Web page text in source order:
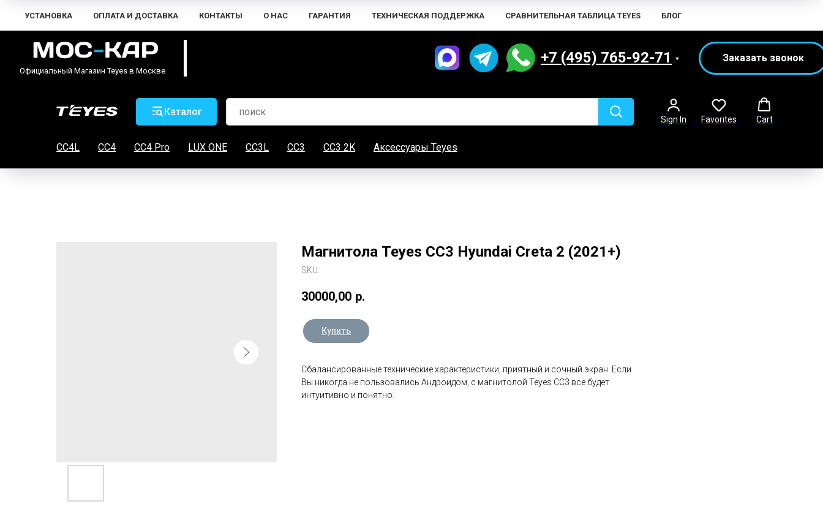
УСТАНОВКА ОПЛАТА И ДОСТАВКА КОНТАКТЫ О НАС ГАРАНТИЯ ТЕХНИЧЕСКАЯ ПОДДЕРЖКА СРАВНИТЕЛЬНАЯ ТАБЛИЦА TEYES БЛОГ
Официальный Магазин Teyes в Москве
+7 (495) 765-92-71 Заказать звонок
Каталог
Sign In Favorites Cart
CC4L CC4 CC4 Pro LUX ONE CC3L CC3 CC3 2K Аксессуары Teyes
Магнитола Teyes CC3 Hyundai Creta 2 (2021+)
SKU:
30000,00 р.
Купить
Сбалансированные технические характеристики, приятный и сочный экран. Если
Вы никогда не пользовались Андроидом, с магнитолой Teyes CC3 все будет
интуитивно и понятно.